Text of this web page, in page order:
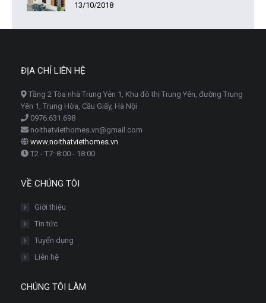
13/10/2018
ĐỊA CHỈ LIÊN HỆ
Tầng 2 Tòa nhà Trung Yên 1, Khu đô thị Trung Yên, đường Trung
Yên 1, Trung Hòa, Cầu Giấy, Hà Nội
0976.631.698
noithatviethomes.vn@gmail.com
www.noithatviethomes.vn
T2 - T7: 8:00 - 18:00
VỀ CHÚNG TÔI
Giới thiệu
Tin tức
Tuyển dụng
Liên hệ
CHÚNG TÔI LÀM